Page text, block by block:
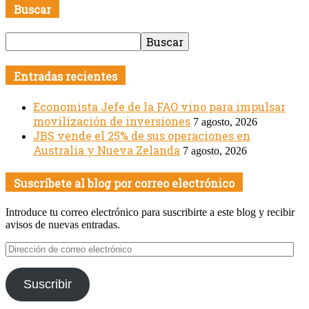
Buscar
Entradas recientes
Economista Jefe de la FAO vino para impulsar
movilización de inversiones 7 agosto, 2026
JBS vende el 25% de sus operaciones en
Australia y Nueva Zelanda 7 agosto, 2026
Suscríbete al blog por correo electrónico
Introduce tu correo electrónico para suscribirte a este blog y recibir
avisos de nuevas entradas.
Dirección
de
correo
electrónico
Suscribir